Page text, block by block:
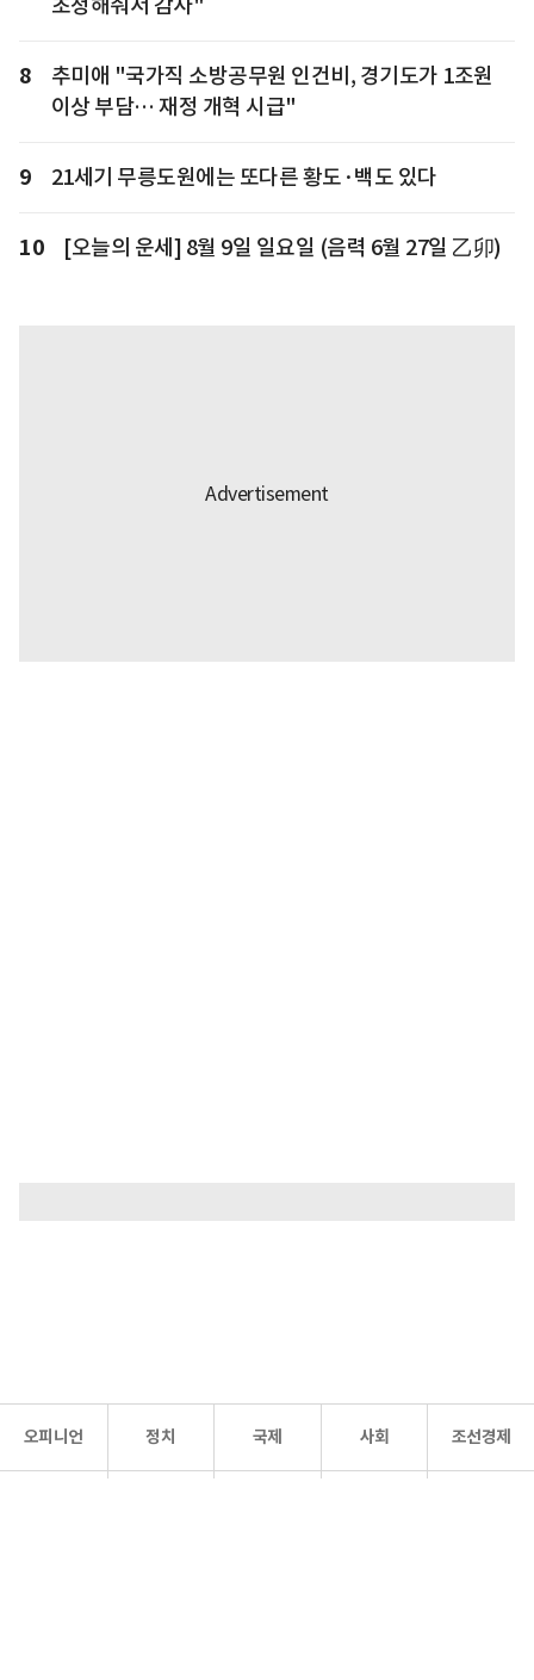
초청해줘서 감사"
8
추미애 "국가직 소방공무원 인건비, 경기도가 1조원
이상 부담… 재정 개혁 시급"
9 21세기 무릉도원에는 또다른 황도·백도 있다
10 [오늘의 운세] 8월 9일 일요일 (음력 6월 27일 乙卯)
오피니언 정치 국제 사회 조선경제